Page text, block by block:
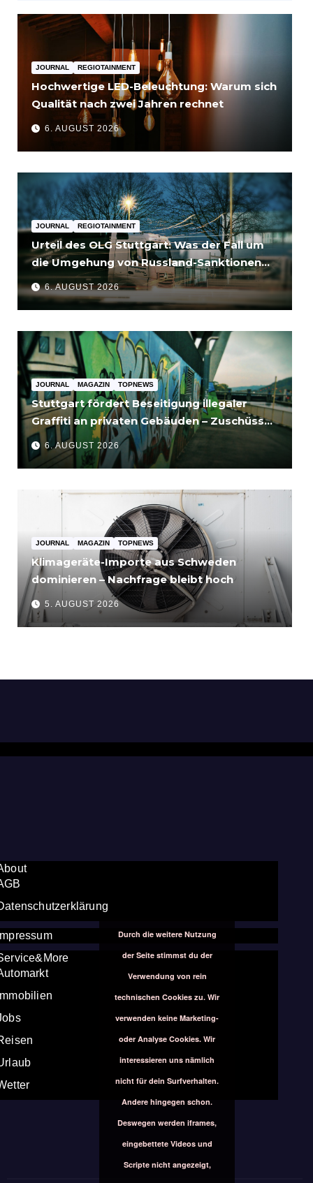
JOURNAL REGIOTAINMENT
Hochwertige LED-Beleuchtung: Warum sich
Qualität nach zwei Jahren rechnet
6. AUGUST 2026
JOURNAL REGIOTAINMENT
Urteil des OLG Stuttgart: Was der Fall um
die Umgehung von Russland-Sanktionen
für Unternehmen bedeutet
6. AUGUST 2026
JOURNAL MAGAZIN TOPNEWS
Stuttgart fördert Beseitigung illegaler
Graffiti an privaten Gebäuden – Zuschüsse
bis 3.500 Euro
6. AUGUST 2026
JOURNAL MAGAZIN TOPNEWS
Klimageräte-Importe aus Schweden
dominieren – Nachfrage bleibt hoch
5. AUGUST 2026
Durch die weitere Nutzung
der Seite stimmst du der
Verwendung von rein
technischen Cookies zu. Wir
verwenden keine Marketing-
oder Analyse Cookies. Wir
interessieren uns nämlich
nicht für dein Surfverhalten.
Andere hingegen schon.
Deswegen werden iframes,
eingebettete Videos und
Scripte nicht angezeigt,